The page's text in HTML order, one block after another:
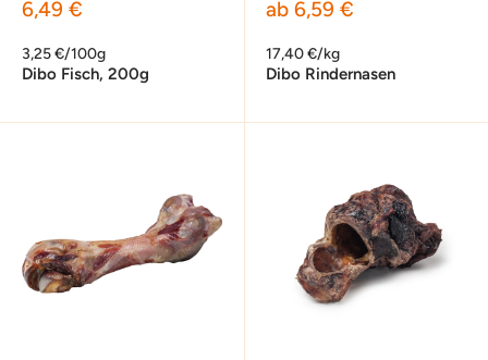
Sonderpreis
6,49 €
3,25 €/100g
Dibo Fisch, 200g
Sonderpreis
ab 6,59 €
17,40 €/kg
Dibo Rindernasen